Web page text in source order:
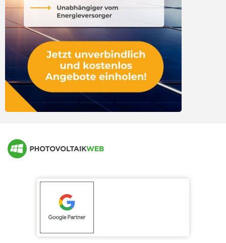
Marktübersicht Blei-Speicher (DC)
Marktübersicht Blei-Speicher (AC)
Marktübersicht Lithium-Speicher (DC)
Marktübersicht Lithium-Speicher (AC)
Marktübersicht andere Speichertechnologien